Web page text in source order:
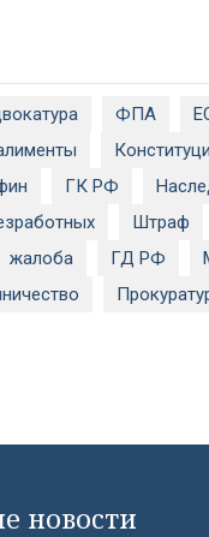
ФПА
ГК РФ
Штраф
жалоба ГД РФ
новости